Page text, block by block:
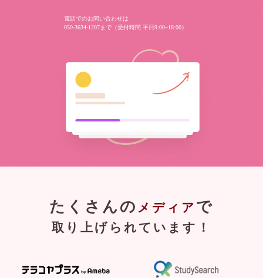
電話でのお問い合わせは
050-3634-1207まで（受付時間 平日9:00~18:00）
たくさんの メディア で
取り上げられています！